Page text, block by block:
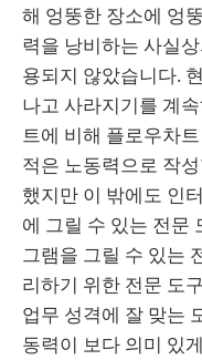
해 엉뚱한 장소에 엉
력을 낭비하는 사실
용되지 않았습니다.
나고 사라지기를 계
트에 비해 플로우차
적은 노동력으로 작
했지만 이 밖에도 인
에 그릴 수 있는 전문
그램을 그릴 수 있는
리하기 위한 전문 도
업무 성격에 잘 맞는
동력이 보다 의미 있